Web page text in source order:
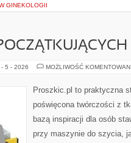
GINEKOLOGII
- 5 - 2026 MOŻLIWOŚĆ
Proszkic.pl to praktyczna
poświęcona twórczości z
bazą inspiracji dla osób
przy maszynie do szycia,